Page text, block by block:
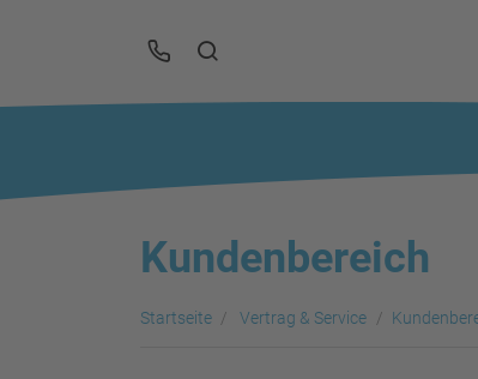
Kundenbereich
Startseite Vertrag & Service